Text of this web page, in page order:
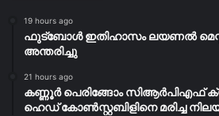
19 hours ago
ഫുട്ബോൾ ഇതിഹാസം ലയണൽ
അന്തരിച്ചു
21 hours ago
കണ്ണൂർ പെരിങ്ങോം സിആർപിഎഫ്
ഹെഡ് കോൺസ്റ്റബിളിനെ മരിച്ച